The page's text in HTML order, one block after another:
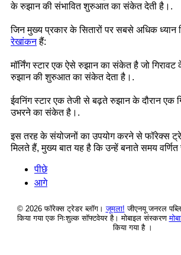
के रुझान की संभावित शुरुआत का संकेत देती है।.
जिन मुख्य प्रकार के सितारों पर सबसे अधिक ध्यान
रेखांकनहैं:
मॉर्निंग स्टार एक ऐसे रुझान का संकेत है जो
रुझान की शुरुआत का संकेत देता है।.
ईवनिंग स्टार एक तेजी से बढ़ते रुझान के दौरान एक
उभरने का संकेत है।.
इस तरह के संयोजनों का उपयोग करने से फॉरेक्स
मिलते हैं, मुख्य बात यह है कि उन्हें बनाते समय वर्णित
पीछे
आगे
© 2026 फॉरेक्स ट्रेडर ब्लॉग।जूमला! जीएनयू जनरल
किया गया एक निःशुल्क सॉफ्टवेयर है। मोबाइल संस्करण
किया गया है ।